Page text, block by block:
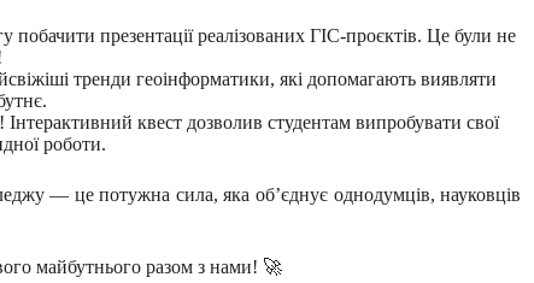
побачити презентації реалізованих ГІС-проєктів. Це були не
тренди геоінформатики, які допомагають виявляти
квест дозволив студентам випробувати свої
роботи.
— це потужна сила, яка об’єднує однодумців, науковців
майбутнього разом з нами! 🚀